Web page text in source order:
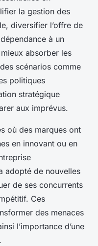
la gestion des
diversifier l’offre de
à un
absorber les
scénarios comme
politiques
stratégique
aux imprévus.
où des marques ont
en innovant ou en
adopté de nouvelles
de ses concurrents
Ces
des menaces
l’importance d’une